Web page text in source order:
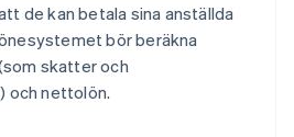
de kan betala sina anställda
bör beräkna
skatter och
och nettolön.